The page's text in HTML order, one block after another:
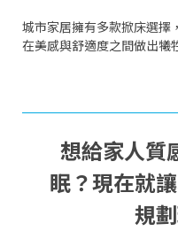
城市家居擁有多款掀床選擇
在美感與舒適度之間做出犧
想給家人質
眠？現在就
規